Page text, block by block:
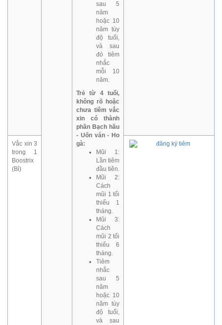
sau 5
năm
hoặc 10
năm tùy
độ tuổi,
và sau
đó tiêm
nhắc
mỗi 10
năm.
Trẻ từ 4 tuổi,
không rõ hoặc
chưa tiêm vắc
xin có thành
phần Bạch hầu
- Uốn ván - Ho
gà:
Mũi 1:
Lần tiêm
đầu tiên.
Mũi 2:
Cách
mũi 1 tối
thiểu 1
tháng.
Mũi 3:
Cách
mũi 2 tối
thiểu 6
tháng.
Tiêm
nhắc
sau 5
năm
hoặc 10
năm tùy
độ tuổi,
và sau
Vắc xin 3
trong 1
Boostrix
(Bỉ)